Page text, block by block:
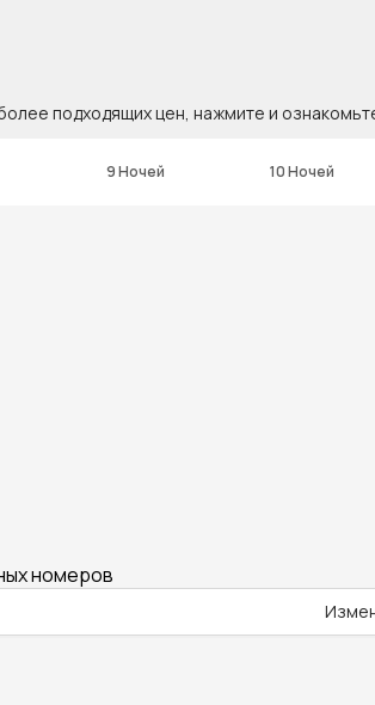
подходящих цен, нажмите и
9 Ночей 10 Ночей
номеров